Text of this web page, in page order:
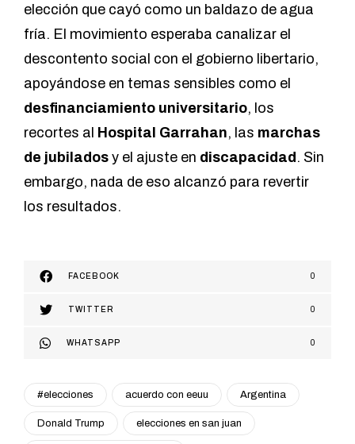
elección que cayó como un baldazo de agua
fría. El movimiento esperaba canalizar el
descontento social con el gobierno libertario,
apoyándose en temas sensibles como el
desfinanciamiento universitario, los
recortes al Hospital Garrahan, las marchas
de jubilados y el ajuste en discapacidad. Sin
embargo, nada de eso alcanzó para revertir
los resultados.
FACEBOOK 0
TWITTER 0
WHATSAPP 0
#elecciones acuerdo con eeuu Argentina
Donald Trump elecciones en san juan